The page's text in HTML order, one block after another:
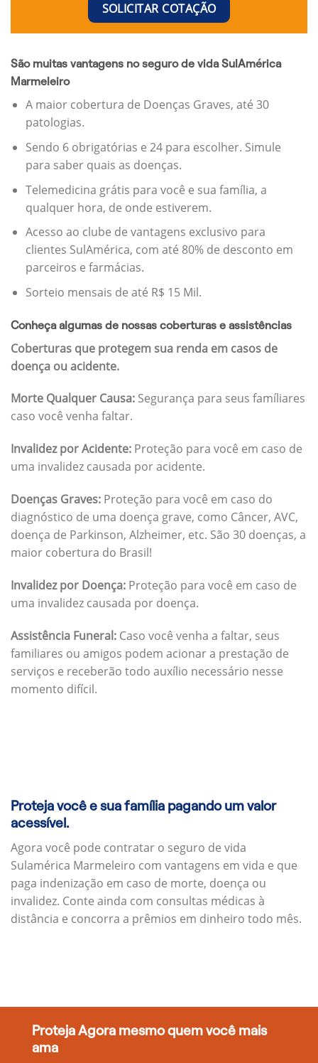
SOLICITAR COTAÇÃO
São muitas vantagens no seguro de vida SulAmérica
Marmeleiro
A maior cobertura de Doenças Graves, até 30
patologias.
Sendo 6 obrigatórias e 24 para escolher. Simule
para saber quais as doenças.
Telemedicina grátis para você e sua família, a
qualquer hora, de onde estiverem.
Acesso ao clube de vantagens exclusivo para
clientes SulAmérica, com até 80% de desconto em
parceiros e farmácias.
Sorteio mensais de até R$ 15 Mil.
Conheça algumas de nossas coberturas e assistências
Coberturas que protegem sua renda em casos de
doença ou acidente.
Morte Qualquer Causa: Segurança para seus famíliares
caso você venha faltar.
Invalidez por Acidente: Proteção para você em caso de
uma invalidez causada por acidente.
Doenças Graves: Proteção para você em caso do
diagnóstico de uma doença grave, como Câncer, AVC,
doença de Parkinson, Alzheimer, etc. São 30 doenças, a
maior cobertura do Brasil!
Invalidez por Doença: Proteção para você em caso de
uma invalidez causada por doença.
Assistência Funeral: Caso você venha a faltar, seus
familiares ou amigos podem acionar a prestação de
serviços e receberão todo auxílio necessário nesse
momento difícil.
Proteja você e sua família pagando um valor
acessível.
Agora você pode contratar o seguro de vida
Sulamérica Marmeleiro com vantagens em vida e que
paga indenização em caso de morte, doença ou
invalidez. Conte ainda com consultas médicas à
distância e concorra a prêmios em dinheiro todo mês.
Proteja Agora mesmo quem você mais
ama